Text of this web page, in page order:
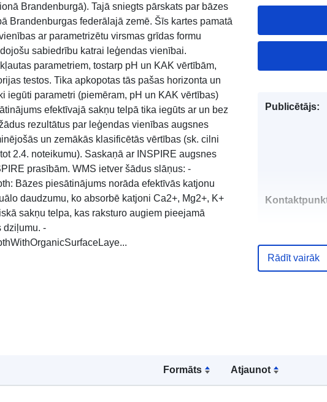
Brandenburgā). Tajā sniegts pārskats par bāzes
Brandenburgas federālajā zemē. Šīs kartes pamatā
ar parametrizētu virsmas grīdas formu
sabiedrību katrai leģendas vienībai.
parametriem, tostarp pH un KAK vērtībām,
testos. Tika apkopotas tās pašas horizonta un
iegūti parametri (piemēram, pH un KAK vērtības)
efektīvajā sakņu telpā tika iegūts ar un bez
rezultātus par leģendas vienības augsnes
un zemākās klasificētās vērtības (sk. cilni
2.4. noteikumu). Saskaņā ar INSPIRE augsnes
prasībām. WMS ietver šādus slāņus: -
Bāzes piesātinājums norāda efektīvās katjonu
daudzumu, ko absorbē katjoni Ca2+, Mg2+, K+
sakņu telpa, kas raksturo augiem pieejamā
dziļumu. -
Formāts Atjaunot
Publicētājs:
Rādīt vairāk